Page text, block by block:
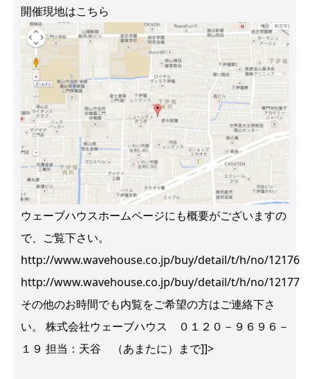
開催現地はこちら
ウェーブハウスホームページにも概要がございますの
で、ご覧下さい。
http://www.wavehouse.co.jp/buy/detail/t/h/no/12176
http://www.wavehouse.co.jp/buy/detail/t/h/no/12177
その他のお時間でも内覧をご希望の方はご連絡下さ
い。 株式会社ウェーブハウス ０１２０－９６９６－
１９ 担当：天谷 （あまたに）まで]]>